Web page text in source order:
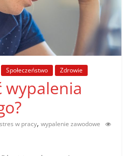
Społeczeństwo Zdrowie
wypalenia
stres w pracy,wypalenie zawodowe